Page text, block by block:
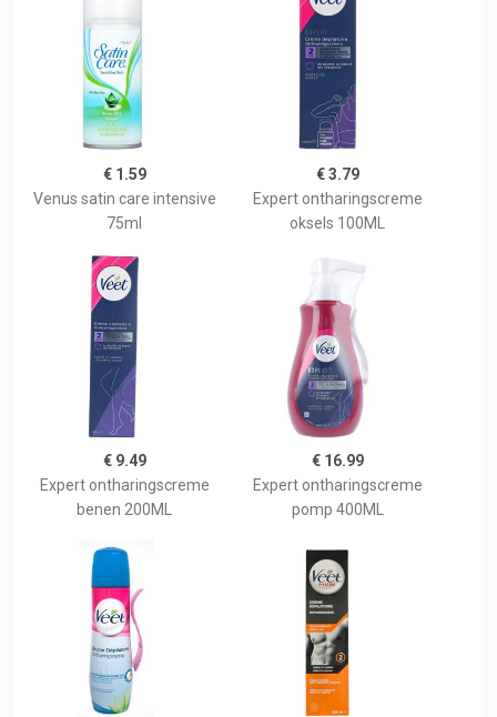
€ 1.59
Venus satin care intensive
75ml
€ 3.79
Expert ontharingscreme
oksels 100ML
€ 9.49
Expert ontharingscreme
benen 200ML
€ 16.99
Expert ontharingscreme
pomp 400ML